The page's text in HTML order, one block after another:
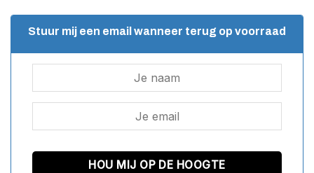
Stuur mij een email wanneer terug op voorraad